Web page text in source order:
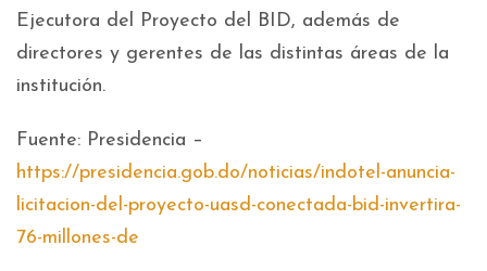
Ejecutora del Proyecto del BID, además de
directores y gerentes de las distintas áreas de la
institución.
Fuente: Presidencia –
https://presidencia.gob.do/noticias/indotel-anuncia-
licitacion-del-proyecto-uasd-conectada-bid-invertira-
76-millones-de